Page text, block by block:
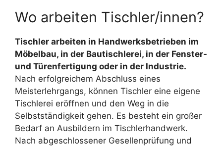
Wo arbeiten Tischler/innen?
Tischler arbeiten in Handwerksbetrieben im
Möbelbau, in der Bautischlerei, in der Fenster-
und Türenfertigung oder in der Industrie.
Nach erfolgreichem Abschluss eines
Meisterlehrgangs, können Tischler eine eigene
Tischlerei eröffnen und den Weg in die
Selbstständigkeit gehen. Es besteht ein großer
Bedarf an Ausbildern im Tischlerhandwerk.
Nach abgeschlossener Gesellenprüfung und